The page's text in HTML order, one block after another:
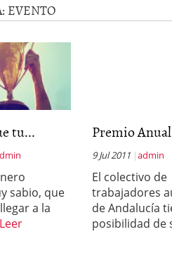
tradicional:
ventajas
reales
para
pymes
mayo 29,
2026
Sobres de cartón: una inversión
septiembre 4, 2025
Cómo convertir tu negocio en un
Los CRM: Impulsores de la
Reubicación internacional: guía
errores
abril 10, 2025
EVENTO
tu...
sabio, que
a la
Leer
Premio
9 Jul 2011 admin
El colectivo de
trabajadores
de Andalucía
posibilidad de